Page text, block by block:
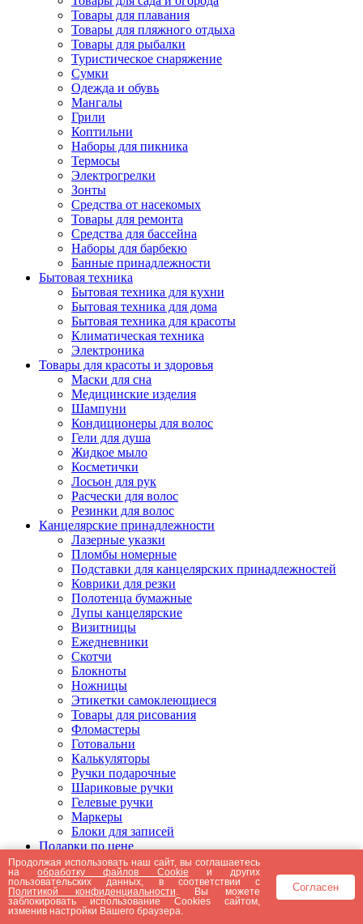
Товары для плавания
Товары для пляжного отдыха
Товары для рыбалки
Туристическое снаряжение
Сумки
Одежда и обувь
Мангалы
Грили
Коптильни
Наборы для пикника
Термосы
Электрогрелки
Зонты
Средства от насекомых
Товары для ремонта
Средства для бассейна
Наборы для барбекю
Банные принадлежности
Бытовая техника
Бытовая техника для кухни
Бытовая техника для дома
Бытовая техника для красоты
Климатическая техника
Электроника
Товары для красоты и здоровья
Маски для сна
Медицинские изделия
Шампуни
Кондиционеры для волос
Гели для душа
Жидкое мыло
Косметички
Лосьон для рук
Расчески для волос
Резинки для волос
Канцелярские принадлежности
Лазерные указки
Пломбы номерные
Подставки для канцелярских принадлежностей
Коврики для резки
Полотенца бумажные
Лупы канцелярские
Визитницы
Ежедневники
Скотчи
Блокноты
Ножницы
Этикетки самоклеющиеся
Товары для рисования
Фломастеры
Готовальни
Калькуляторы
Ручки подарочные
Шариковые ручки
Гелевые ручки
Маркеры
Блоки для записей
Подарки по цене
Подарки от 5000 рублей
Подарки до 5000 рублей
Подарки до 3000 рублей
Подарки до 2000 рублей
Подарки до 1000 рублей
Продолжая использовать наш сайт, вы соглашаетесь
наобработку файлов Cookie и других
пользовательских данных, в соответствии с
Политикой конфиденциальности . Вы можете
заблокировать использование Cookies сайтом,
изменив настройки Вашего браузера.
Согласен